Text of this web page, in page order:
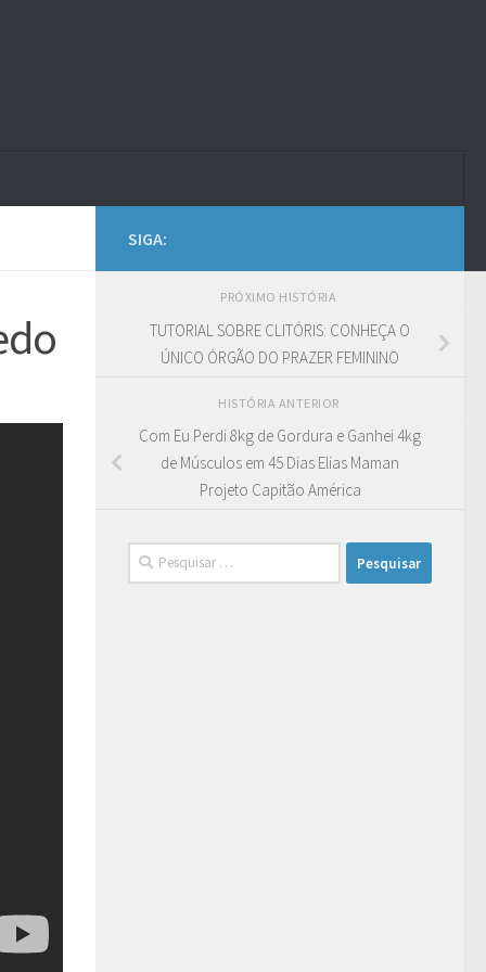
SIGA:
PRÓXIMO HISTÓRIA
TUTORIAL SOBRE CLITÓRIS: CONHEÇA O
ÚNICO ÓRGÃO DO PRAZER FEMININO
HISTÓRIA ANTERIOR
Com Eu Perdi 8kg de Gordura e Ganhei 4kg
de Músculos em 45 Dias Elias Maman
Projeto Capitão América
Pesquisar
por: